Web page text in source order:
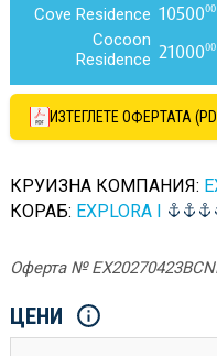
Cove Residence 1050000
Cocoon
Residence 2100000
ИЗТЕГЛЕТЕ ОФЕРТАТА
КРУИЗНА КОМПАНИЯ:
КОРАБ: EXPLORA I
Оферта №
ЦЕНИ